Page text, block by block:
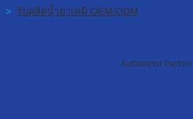
> รับผลิตน้ำยาเคมี OEM/ODM
Authorized Partner